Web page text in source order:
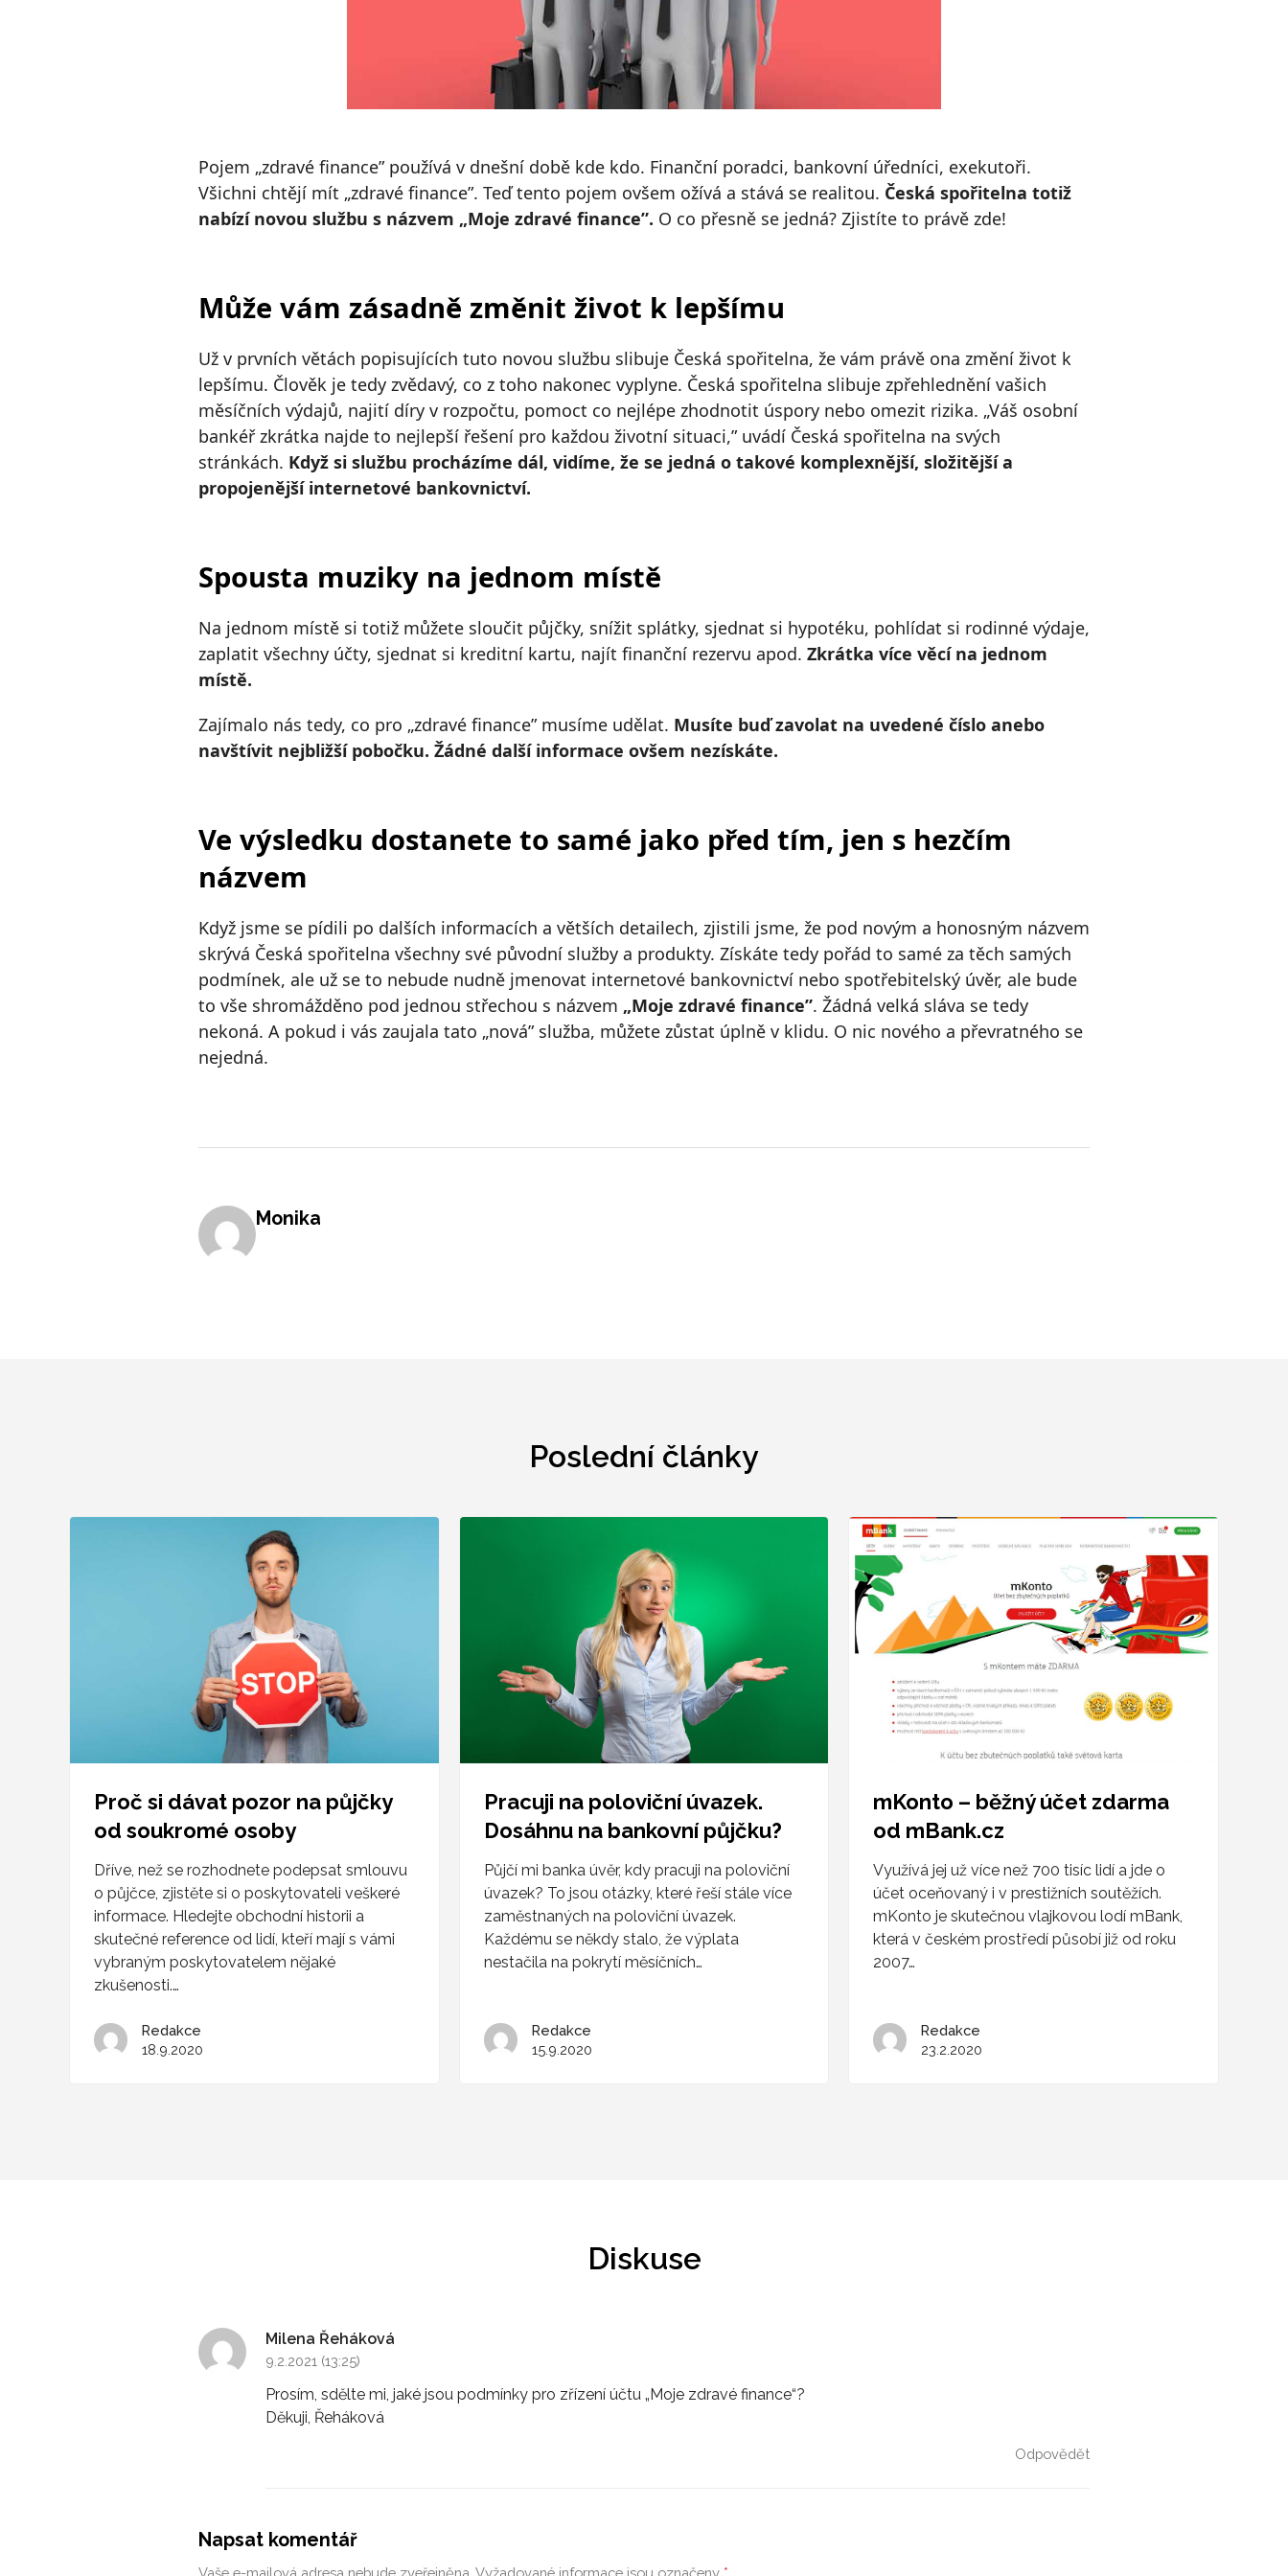
Pojem „zdravé finance” používá v dnešní době kde kdo. Finanční poradci, bankovní úředníci, exekutoři.
Všichni chtějí mít „zdravé finance”. Teď tento pojem ovšem ožívá a stává se realitou. Česká spořitelna totiž
nabízí novou službu s názvem „Moje zdravé finance”. O co přesně se jedná? Zjistíte to právě zde!
Může vám zásadně změnit život k lepšímu
Už v prvních větách popisujících tuto novou službu slibuje Česká spořitelna, že vám právě ona změní život k
lepšímu. Člověk je tedy zvědavý, co z toho nakonec vyplyne. Česká spořitelna slibuje zpřehlednění vašich
měsíčních výdajů, najití díry v rozpočtu, pomoct co nejlépe zhodnotit úspory nebo omezit rizika. „Váš osobní
bankéř zkrátka najde to nejlepší řešení pro každou životní situaci,” uvádí Česká spořitelna na svých
stránkách. Když si službu procházíme dál, vidíme, že se jedná o takové komplexnější, složitější a
propojenější internetové bankovnictví.
Spousta muziky na jednom místě
Na jednom místě si totiž můžete sloučit půjčky, snížit splátky, sjednat si hypotéku, pohlídat si rodinné výdaje,
zaplatit všechny účty, sjednat si kreditní kartu, najít finanční rezervu apod. Zkrátka více věcí na jednom
místě.
Zajímalo nás tedy, co pro „zdravé finance” musíme udělat. Musíte buď zavolat na uvedené číslo anebo
navštívit nejbližší pobočku. Žádné další informace ovšem nezískáte.
Ve výsledku dostanete to samé jako před tím, jen s hezčím
názvem
Když jsme se pídili po dalších informacích a větších detailech, zjistili jsme, že pod novým a honosným názvem
skrývá Česká spořitelna všechny své původní služby a produkty. Získáte tedy pořád to samé za těch samých
podmínek, ale už se to nebude nudně jmenovat internetové bankovnictví nebo spotřebitelský úvěr, ale bude
to vše shromážděno pod jednou střechou s názvem „Moje zdravé finance”. Žádná velká sláva se tedy
nekoná. A pokud i vás zaujala tato „nová” služba, můžete zůstat úplně v klidu. O nic nového a převratného se
nejedná.
Monika
Poslední články
Proč si dávat pozor na půjčky
od soukromé osoby
Dříve, než se rozhodnete podepsat smlouvu
o půjčce, zjistěte si o poskytovateli veškeré
informace. Hledejte obchodní historii a
skutečné reference od lidí, kteří mají s vámi
vybraným poskytovatelem nějaké
zkušenosti.…
Redakce
18.9.2020
Pracuji na poloviční úvazek.
Dosáhnu na bankovní půjčku?
Půjčí mi banka úvěr, kdy pracuji na poloviční
úvazek? To jsou otázky, které řeší stále více
zaměstnaných na poloviční úvazek.
Každému se někdy stalo, že výplata
nestačila na pokrytí měsíčních…
Redakce
15.9.2020
mKonto – běžný účet zdarma
od mBank.cz
Využívá jej už více než 700 tisíc lidí a jde o
účet oceňovaný i v prestižních soutěžích.
mKonto je skutečnou vlajkovou lodí mBank,
která v českém prostředí působí již od roku
2007…
Redakce
23.2.2020
Diskuse
Milena Řeháková
9.2.2021 (13:25)
Prosím, sdělte mi, jaké jsou podmínky pro zřízení účtu „Moje zdravé finance“?
Děkuji, Řeháková
Odpovědět
Napsat komentář